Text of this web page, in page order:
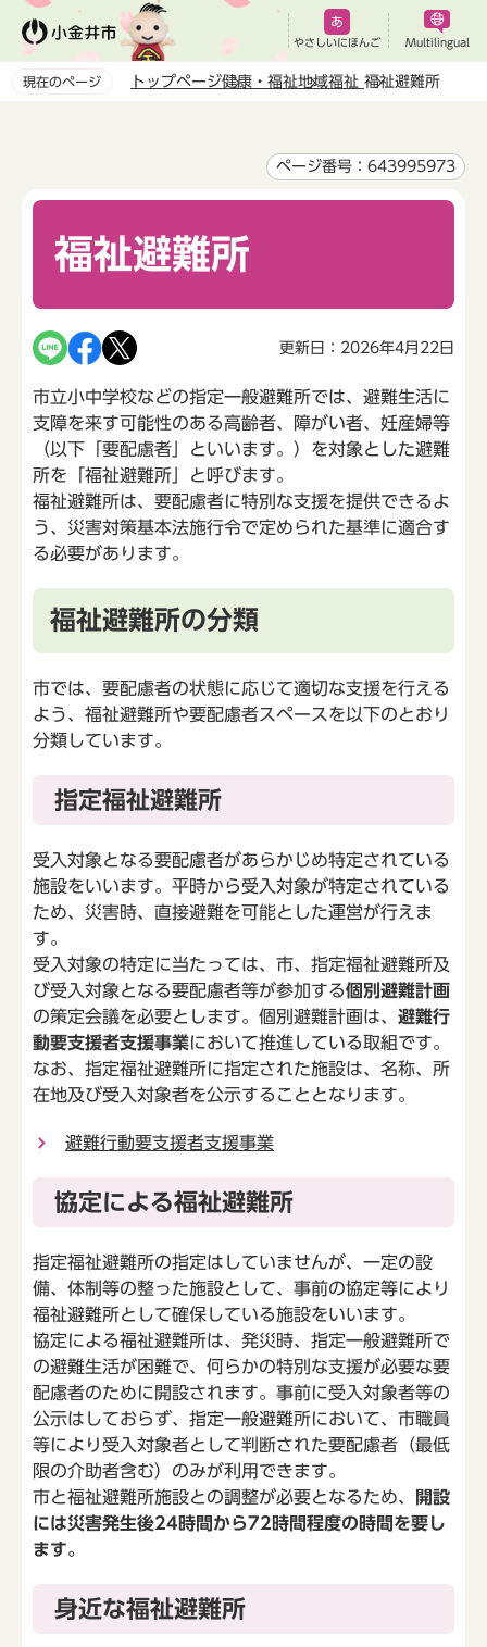
ペ
やさしいにほんご Multilingual
現在のページ トップページ健康・福祉地域福祉 福祉避難所
ページ番号：643995973
福祉避難所
更新日：2026年4月22日
市立小中学校などの指定一般避難所では、避難生活に
支障を来す可能性のある高齢者、障がい者、妊産婦等
（以下「要配慮者」といいます。）を対象とした避難
所を「福祉避難所」と呼びます。
福祉避難所は、要配慮者に特別な支援を提供できるよ
う、災害対策基本法施行令で定められた基準に適合す
る必要があります。
福祉避難所の分類
市では、要配慮者の状態に応じて適切な支援を行える
よう、福祉避難所や要配慮者スペースを以下のとおり
分類しています。
指定福祉避難所
受入対象となる要配慮者があらかじめ特定されている
施設をいいます。平時から受入対象が特定されている
ため、災害時、直接避難を可能とした運営が行えま
す。
受入対象の特定に当たっては、市、指定福祉避難所及
び受入対象となる要配慮者等が参加する個別避難計画
の策定会議を必要とします。個別避難計画は、 避難行
動要支援者支援事業において推進している取組です。
なお、指定福祉避難所に指定された施設は、名称、所
在地及び受入対象者を公示することとなります。
避難行動要支援者支援事業
協定による福祉避難所
指定福祉避難所の指定はしていませんが、一定の設
備、体制等の整った施設として、事前の協定等により
福祉避難所として確保している施設をいいます。
協定による福祉避難所は、発災時、指定一般避難所で
の避難生活が困難で、何らかの特別な支援が必要な要
配慮者のために開設されます。事前に受入対象者等の
公示はしておらず、指定一般避難所において、市職員
等により受入対象者として判断された要配慮者（最低
限の介助者含む）のみが利用できます。
市と福祉避難所施設との調整が必要となるため、
開設
には災害発生後24時間から72時間程度の時間を要し
ます。
身近な福祉避難所